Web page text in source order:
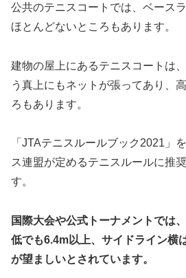
公共のテニスコートでは、ベース
ほとんどないところもあります。
建物の屋上にあるテニスコートは
う真上にもネットが張ってあり、
ろもあります。
「JTAテニスルールブック2021」
ス連盟が定めるテニスルールに推
す。
国際大会や公式トーナメントでは
低でも6.4m以上、サイドライン横
が望ましいとされています。